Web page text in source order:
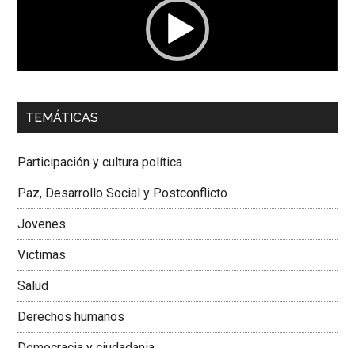
00:00 01:04
Dra. Carolina Corcho Mejía,Presidenta Corporación
Colombiana
TEMÁTICAS
Participación y cultura política
Paz, Desarrollo Social y Postconflicto
Jovenes
Victimas
Salud
Derechos humanos